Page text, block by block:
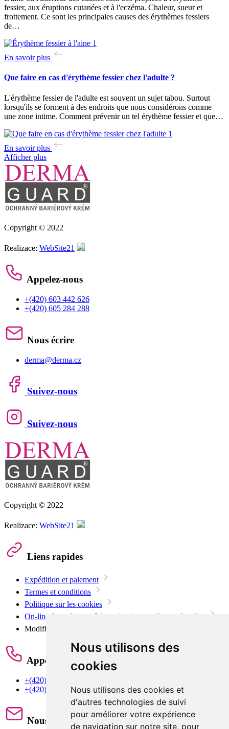
Nous utilisons des
cookies
Nous utilisons des cookies et
d'autres technologies de suivi
pour améliorer votre expérience
de navigation sur notre site, pour
fessier, aux éruptions cutanées et à l'eczéma. Chaleur, sueur et
frottement. Ce sont les principales causes des érythèmes fessiers
de…
En savoir plus
Que faire en cas d'érythème fessier chez l'adulte ?
L'érythème fessier de l'adulte est souvent un sujet tabou. Surtout
lorsqu'ils se forment à des endroits que nous considérons comme
une zone intime. Comment prévenir un tel érythème fessier et que…
En savoir plus
Afficher plus
Copyright © 2022
Realizace: WebSite21
Appelez-nous
+(420) 603 442 626
+(420) 605 284 288
Nous écrire
derma@derma.cz
Suivez-nous
Suivez-nous
Copyright © 2022
Realizace: WebSite21
Liens rapides
Expédition et paiement
Termes et conditions
Politique sur les cookies
On-line formulaire - réclamation / retour de marchandise
Modifier les paramètres des cookies
Appelez-nous
+(420) 603 442 626
+(420) 605 284 288
Nous écrire